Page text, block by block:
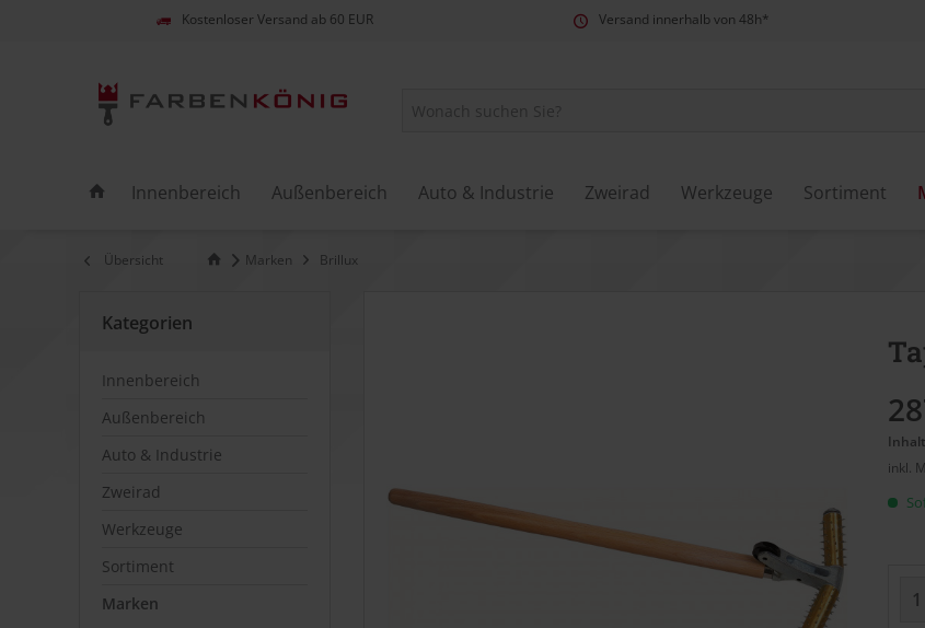
Kostenloser Versand ab 60 EUR Versand innerhalb von 48h*
Innenbereich Außenbereich Auto & Industrie Zweirad Werkzeuge Sortiment
Übersicht Marken Brillux
Kategorien
Innenbereich
Außenbereich
Auto & Industrie
Zweirad
Werkzeuge
Sortiment
Marken
inkl.